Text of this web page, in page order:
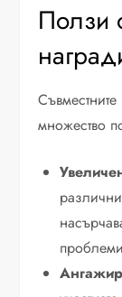
Ползи
множество